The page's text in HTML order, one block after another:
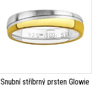
Snubní stříbrný prsten Glowie